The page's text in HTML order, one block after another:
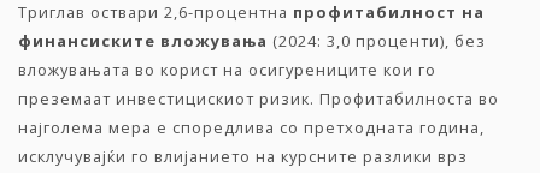
Триглав оствари 2,6-процентна профитабилност на
финансиските вложувања (2024: 3,0 проценти), без
вложувањата во корист на осигурениците кои го
преземаат инвестицискиот ризик. Профитабилноста во
најголема мера е споредлива со претходната година,
исклучувајќи го влијанието на курсните разлики врз